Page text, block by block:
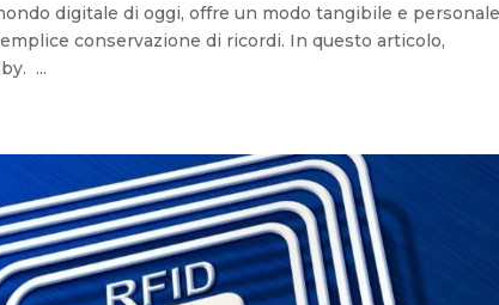
digitale di oggi, offre un modo tangibile e
conservazione di ricordi. In questo articolo,
...